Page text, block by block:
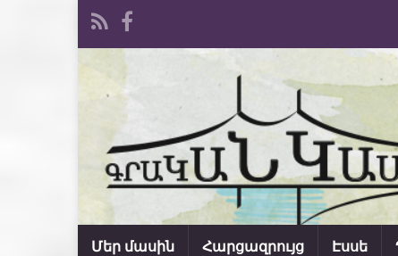
Մեր մասին Հարցազրույց Էսսե